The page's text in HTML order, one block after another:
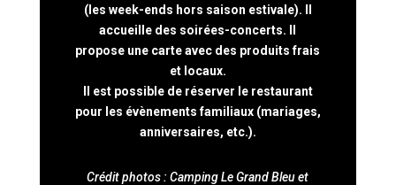
(les week-ends hors saison estivale). Il
accueille des soirées-concerts. Il
propose une carte avec des produits frais
et locaux.
Il est possible de réserver le restaurant
pour les évènements familiaux (mariages,
anniversaires, etc.).
Crédit photos : Camping Le Grand Bleu et